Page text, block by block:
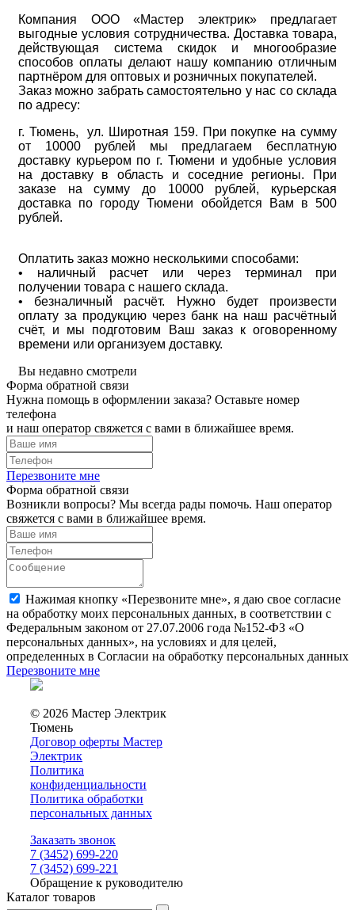
Компания ООО «Мастер электрик» предлагает
выгодные условия сотрудничества. Доставка товара,
действующая система скидок и многообразие
способов оплаты делают нашу компанию отличным
партнёром для оптовых и розничных покупателей.
Заказ можно забрать самостоятельно у нас со склада
по адресу:
г. Тюмень, ул. Широтная 159. При покупке на сумму
от 10000 рублей мы предлагаем бесплатную
доставку курьером по г. Тюмени и удобные условия
на доставку в область и соседние регионы. При
заказе на сумму до 10000 рублей, курьерская
доставка по городу Тюмени обойдется Вам в 500
рублей.
Оплатить заказ можно несколькими способами:
• наличный расчет или через терминал при
получении товара с нашего склада.
• безналичный расчёт. Нужно будет произвести
оплату за продукцию через банк на наш расчётный
счёт, и мы подготовим Ваш заказ к оговоренному
времени или организуем доставку.
Вы недавно смотрели
Форма обратной связи
Нужна помощь в оформлении заказа? Оставьте номер
телефона
и наш оператор свяжется с вами в ближайшее время.
Перезвоните мне
Форма обратной связи
Возникли вопросы? Мы всегда рады помочь. Наш оператор
свяжется с вами в ближайшее время.
Нажимая кнопку «Перезвоните мне», я даю свое согласие
на обработку моих персональных данных, в соответствии с
Федеральным законом от 27.07.2006 года №152-ФЗ «О
персональных данных», на условиях и для целей,
определенных в Согласии на обработку персональных данных
Перезвоните мне
© 2026 Мастер Электрик
Тюмень
Договор оферты Мастер
Электрик
Политика
конфиденциальности
Политика обработки
персональных данных
Заказать звонок
7 (3452) 699-220
7 (3452) 699-221
Обращение к руководителю
Каталог товаров